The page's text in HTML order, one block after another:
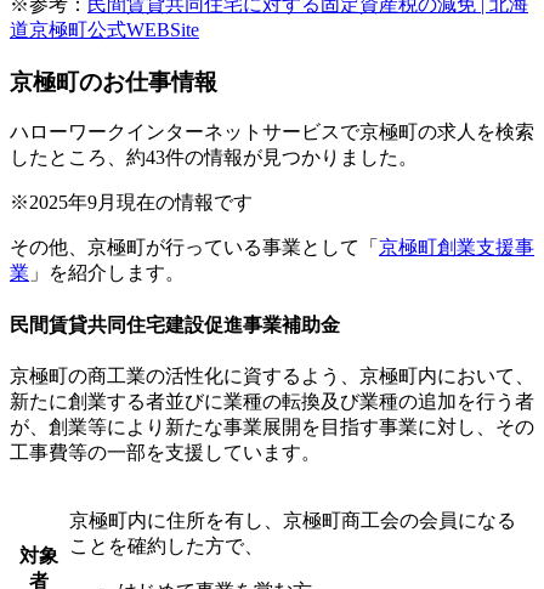
道京極町公式WEBSite
京極町のお仕事情報
ハローワークインターネットサービスで京極町の求人を検索
したところ、約43件の情報が見つかりました。
※2025年9月現在の情報です
その他、京極町が行っている事業として「 京極町創業支援事
業 」を紹介します。
民間賃貸共同住宅建設促進事業補助金
京極町の商工業の活性化に資するよう、京極町内において、
新たに創業する者並びに業種の転換及び業種の追加を行う者
が、創業等により新たな事業展開を目指す事業に対し、その
工事費等の一部を支援しています。
対象
者
京極町内に住所を有し、京極町商工会の会員になる
ことを確約した方で、